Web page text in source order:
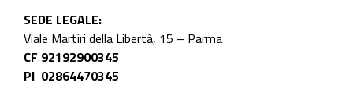
SEDE LEGALE:
Viale Martiri della Libertà, 15 – Parma
CF 92192900345
PI 02864470345